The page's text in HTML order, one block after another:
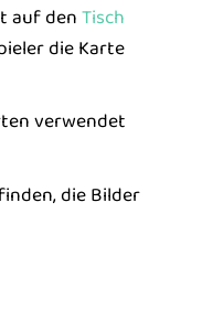
auf denTisch
die Karte
verwendet
die Bilder